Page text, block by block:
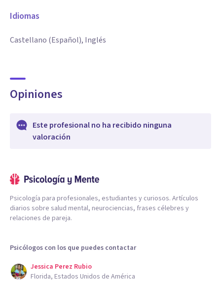
Idiomas
Castellano (Español), Inglés
Opiniones
Este profesional no ha recibido ninguna
valoración
Psicología para profesionales, estudiantes y curiosos. Artículos
diarios sobre salud mental, neurociencias, frases célebres y
relaciones de pareja.
Psicólogos con los que puedes contactar
Jessica Perez Rubio
Florida, Estados Unidos de América